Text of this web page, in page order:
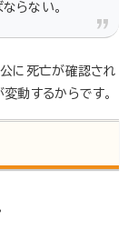
らない。
に死亡が確認され
動するからです。